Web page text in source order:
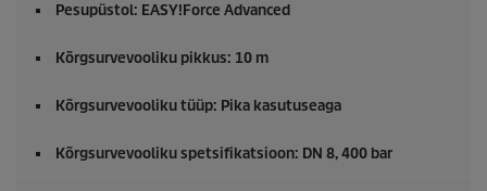
Pesupüstol: EASY!Force Advanced
Kõrgsurvevooliku pikkus: 10 m
Kõrgsurvevooliku tüüp: Pika kasutuseaga
Kõrgsurvevooliku spetsifikatsioon: DN 8, 400 bar